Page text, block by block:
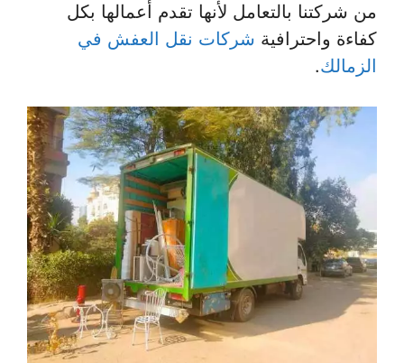
من شركتنا بالتعامل لأنها تقدم أعمالها بكل
كفاءة واحترافية شركات نقل العفش في
الزمالك.